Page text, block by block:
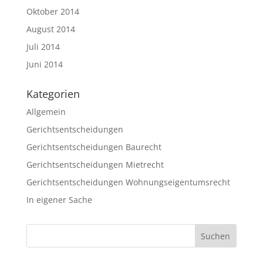
Oktober 2014
August 2014
Juli 2014
Juni 2014
Kategorien
Allgemein
Gerichtsentscheidungen
Gerichtsentscheidungen Baurecht
Gerichtsentscheidungen Mietrecht
Gerichtsentscheidungen Wohnungseigentumsrecht
In eigener Sache